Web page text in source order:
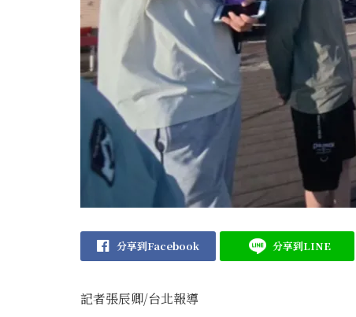
分享到Facebook 分享到LINE
記者張辰卿/台北報導